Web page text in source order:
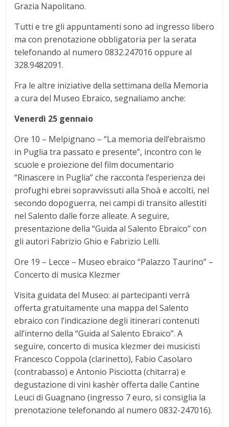
Grazia Napolitano.
Tutti e tre gli appuntamenti sono ad ingresso libero
ma con prenotazione obbligatoria per la serata
telefonando al numero 0832.247016 oppure al
328.9482091.
Fra le altre iniziative della settimana della Memoria
a cura del Museo Ebraico, segnaliamo anche:
Venerdì 25 gennaio
Ore 10 – Melpignano – “La memoria dell’ebraismo
in Puglia tra passato e presente”, incontro con le
scuole e proiezione del film documentario
“Rinascere in Puglia” che racconta l’esperienza dei
profughi ebrei sopravvissuti alla Shoà e accolti, nel
secondo dopoguerra, nei campi di transito allestiti
nel Salento dalle forze alleate. A seguire,
presentazione della “Guida al Salento Ebraico” con
gli autori Fabrizio Ghio e Fabrizio Lelli.
Ore 19 – Lecce – Museo ebraico “Palazzo Taurino” –
Concerto di musica Klezmer
Visita guidata del Museo: ai partecipanti verrà
offerta gratuitamente una mappa del Salento
ebraico con l’indicazione degli itinerari contenuti
all’interno della “Guida al Salento Ebraico”. A
seguire, concerto di musica klezmer dei musicisti
Francesco Coppola (clarinetto), Fabio Casolaro
(contrabasso) e Antonio Pisciotta (chitarra) e
degustazione di vini kashèr offerta dalle Cantine
Leuci di Guagnano (ingresso 7 euro, si consiglia la
prenotazione telefonando al numero 0832-247016).